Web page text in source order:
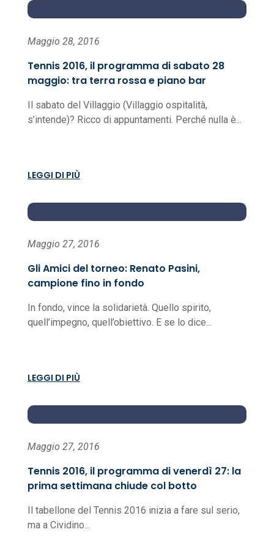
Maggio 28, 2016
Tennis 2016, il programma di sabato 28
maggio: tra terra rossa e piano bar
Il sabato del Villaggio (Villaggio ospitalità,
s’intende)? Ricco di appuntamenti. Perché nulla è...
LEGGI DI PIÙ
Maggio 27, 2016
Gli Amici del torneo: Renato Pasini,
campione fino in fondo
In fondo, vince la solidarietà. Quello spirito,
quell’impegno, quell’obiettivo. E se lo dice...
LEGGI DI PIÙ
Maggio 27, 2016
Tennis 2016, il programma di venerdì 27: la
prima settimana chiude col botto
Il tabellone del Tennis 2016 inizia a fare sul serio,
ma a Cividino...